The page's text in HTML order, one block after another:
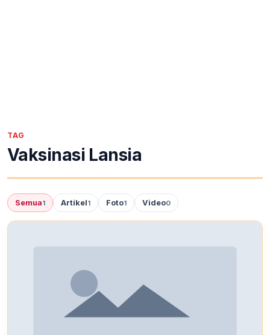
TAG
Vaksinasi Lansia
Semua1 Artikel1 Foto1 Video0